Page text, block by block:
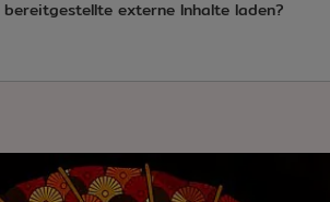
bereitgestellte externe Inhalte laden?